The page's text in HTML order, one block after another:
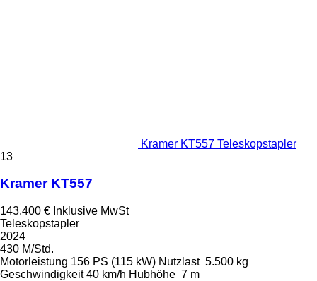
Kramer KT557 Teleskopstapler
13
Kramer KT557
143.400 € Inklusive MwSt
Teleskopstapler
2024
430 M/Std.
Motorleistung 156 PS (115 kW) Nutzlast 5.500 kg
Geschwindigkeit 40 km/h Hubhöhe 7 m